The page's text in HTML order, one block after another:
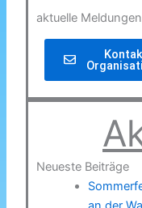
aktuelle
Neueste Beiträge